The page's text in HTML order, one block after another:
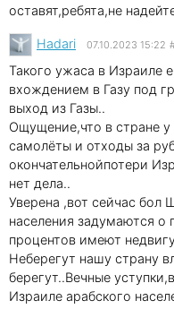
оставят,ребята,не
Hadari 07.10.2023 15:22
Такого ужаса в Израиле
вхождением в Газу под
выход из Газы..
Ощущение,что в стране
самолёты и отходы за
окончательнойпотери
нет дела..
Уверена ,вот сейчас бол
населения задумаются о
процентов имеют
Неберегут нашу страну
берегут..Вечные
Израиле арабского